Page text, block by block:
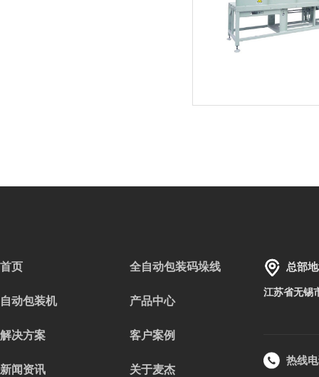
首页 全自动包装码垛线
自动包装机 产品中心
解决方案 客户案例
新闻资讯 关于麦杰
总部
江苏省无锡
热线